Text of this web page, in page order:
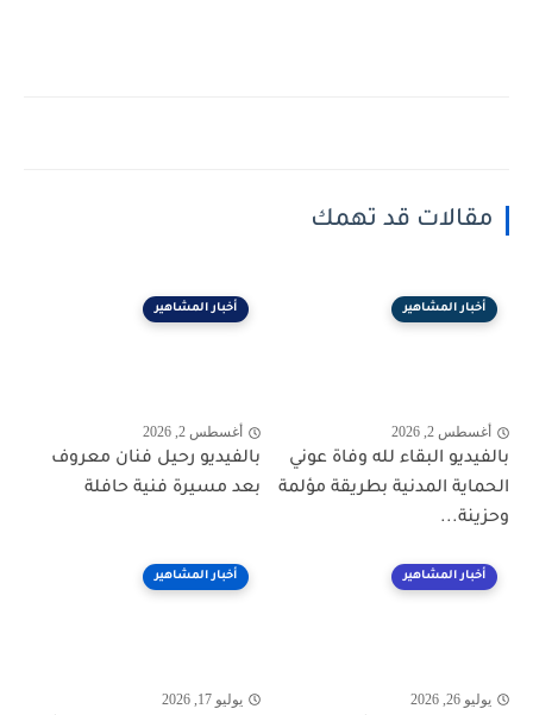
مقالات قد تهمك
أخبار المشاهير
أغسطس 2, 2026
بالفيديو البقاء لله وفاة عوني
الحماية المدنية بطريقة مؤلمة
وحزينة...
أخبار المشاهير
أغسطس 2, 2026
بالفيديو رحيل فنان معروف
بعد مسيرة فنية حافلة
أخبار المشاهير
يوليو 26, 2026
أخبار المشاهير
يوليو 17, 2026